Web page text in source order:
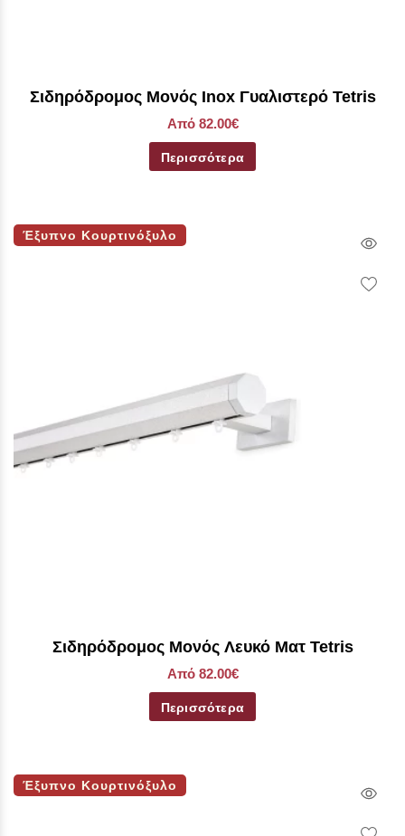
Σιδηρόδρομος Μονός Inox Γυαλιστερό Tetris
Από 82.00€
Περισσότερα
Έξυπνο Κουρτινόξυλο
Σιδηρόδρομος Μονός Λευκό Ματ Tetris
Από 82.00€
Περισσότερα
Έξυπνο Κουρτινόξυλο